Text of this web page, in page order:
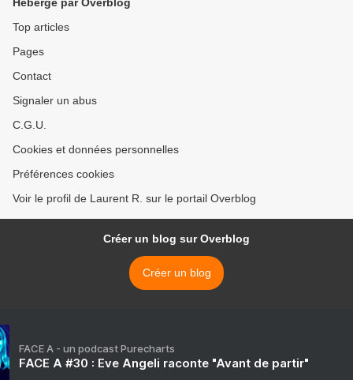
Top articles
Pages
Contact
Signaler un abus
C.G.U.
Cookies et données personnelles
Préférences cookies
Voir le profil de Laurent R. sur le portail Overblog
Créer un blog sur Overblog
Créer un blog
FACE A - un podcast Purecharts
FACE A #30 : Eve Angeli raconte "Avant de partir"